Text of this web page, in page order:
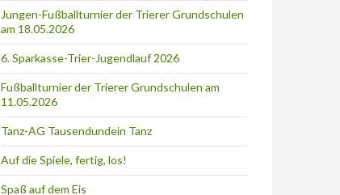
Jungen-Fußballturnier der Trierer Grundschulen
am 18.05.2026
6. Sparkasse-Trier-Jugendlauf 2026
Fußballturnier der Trierer Grundschulen am
11.05.2026
Tanz-AG Tausendundein Tanz
Auf die Spiele, fertig, los!
Spaß auf dem Eis